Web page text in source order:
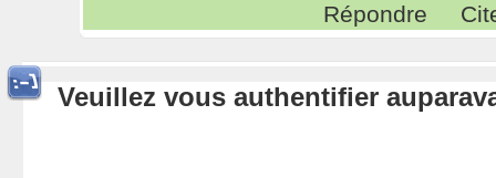
Répondre
Veuillez vous authentifier